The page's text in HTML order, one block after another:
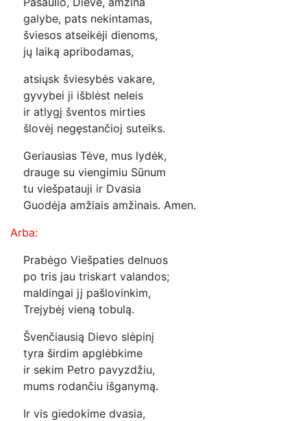
galybe, pats nekintamas,
šviesos atseikėji dienoms,
jų laiką apribodamas,
atsiųsk šviesybės vakare,
gyvybei ji išblėst neleis
ir atlygį šventos mirties
šlovėj negęstančioj suteiks.
Geriausias Tėve, mus lydėk,
drauge su viengimiu Sūnum
tu viešpatauji ir Dvasia
Guodėja amžiais amžinais. Amen.
Arba:
Prabėgo Viešpaties delnuos
po tris jau triskart valandos;
maldingai jį pašlovinkim,
Trejybėj vieną tobulą.
Švenčiausią Dievo slėpinį
tyra širdim apglėbkime
ir sekim Petro pavyzdžiu,
mums rodančiu išganymą.
Ir vis giedokime dvasia,